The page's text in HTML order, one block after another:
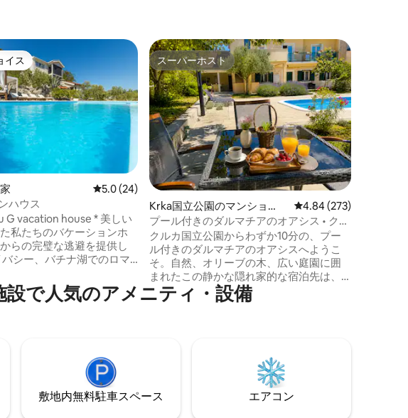
つ星の平均評価
チョイスです。
イス
レビュー24件、5つ星中5.0つ星の平均評価
5.0 (24)
ハウス
G vacation house * 美しい
私たちのバケーションホ
らの完璧な逃避を提供し
バシー、バチナ湖でのロマ
ください。 *プール *
！
スーパーホスト
スーパーホスト
Krka国立公園のマンショ
ン・アパート
レビュー273件、5つ
4.84 (273)
プール付きのダルマチアのオアシス • クル
カ国立公園から10分
クルカ国立公園からわずか10分の、プー
ル付きのダルマチアのオアシスへようこ
そ。自然、オリーブの木、広い庭園に囲
まれたこの静かな隠れ家的な宿泊先は、
カップルやファミリーに最適です。プー
ル、プライベートテラス、高速Wi-Fi、無
ーチを探索してください。リラックスし
て本格的なダルマチアを体験してくださ
い。長期滞在の特別な手配については、
お気軽にご連絡ください。
で人気のアメニティ・設備
敷地内無料駐⁠車ス⁠ペ⁠ー⁠ス エアコン